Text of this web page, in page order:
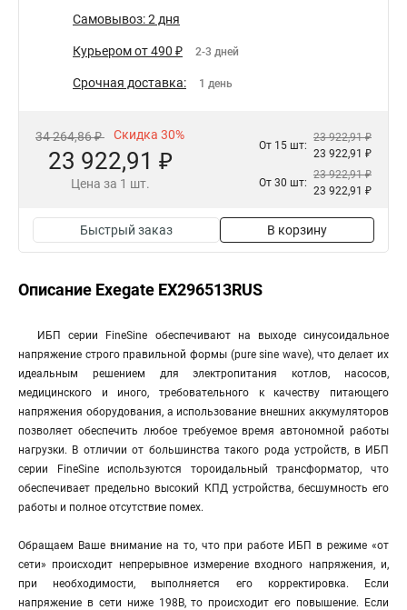
Самовывоз: 2 дня
Курьером от 490 ₽ 2-3 дней
Срочная доставка: 1 день
34 264,86 ₽ Скидка 30%
23 922,91 ₽
Цена за 1 шт.
От 15 шт:
23 922,91 ₽
23 922,91 ₽
От 30 шт:
23 922,91 ₽
23 922,91 ₽
Быстрый заказ В корзину
Описание Exegate EX296513RUS
ИБП серии FineSine обеспечивают на выходе синусоидальное
напряжение строго правильной формы (pure sine wave), что делает их
идеальным решением для электропитания котлов, насосов,
медицинского и иного, требовательного к качеству питающего
напряжения оборудования, а использование внешних аккумуляторов
позволяет обеспечить любое требуемое время автономной работы
нагрузки. В отличии от большинства такого рода устройств, в ИБП
серии FineSine используются тороидальный трансформатор, что
обеспечивает предельно высокий КПД устройства, бесшумность его
работы и полное отсутствие помех.
Обращаем Ваше внимание на то, что при работе ИБП в режиме «от
сети» происходит непрерывное измерение входного напряжения, и,
при необходимости, выполняется его корректировка. Если
напряжение в сети ниже 198В, то происходит его повышение. Если